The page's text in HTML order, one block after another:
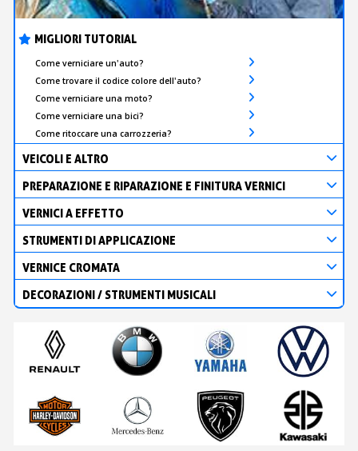
MIGLIORI TUTORIAL
Come verniciare un'auto?
Come trovare il codice colore dell'auto?
Come verniciare una moto?
Come verniciare una bici?
Come ritoccare una carrozzeria?
VEICOLI E ALTRO
PREPARAZIONE E RIPARAZIONE E FINITURA VERNICI
VERNICI A EFFETTO
STRUMENTI DI APPLICAZIONE
VERNICE CROMATA
DECORAZIONI / STRUMENTI MUSICALI